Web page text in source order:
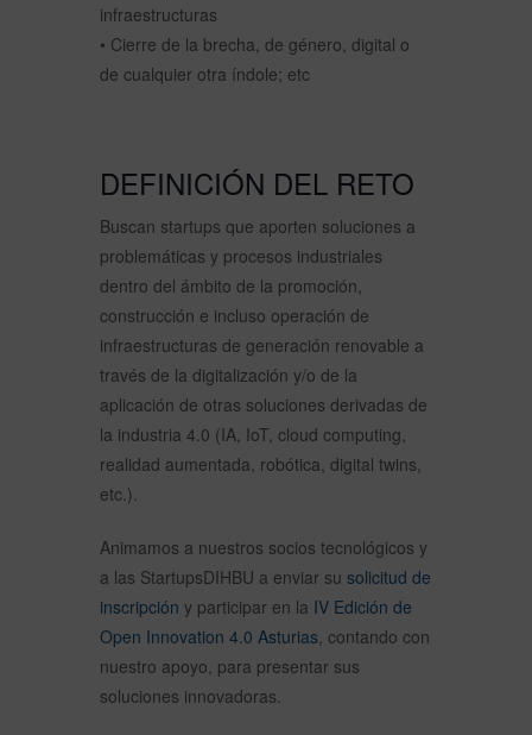
infraestructuras
• Cierre de la brecha, de género, digital o
de cualquier otra índole; etc
DEFINICIÓN DEL RETO
Buscan startups que aporten soluciones a
problemáticas y procesos industriales
dentro del ámbito de la promoción,
construcción e incluso operación de
infraestructuras de generación renovable a
través de la digitalización y/o de la
aplicación de otras soluciones derivadas de
la industria 4.0 (IA, IoT, cloud computing,
realidad aumentada, robótica, digital twins,
etc.).
Animamos a nuestros socios tecnológicos y
a las StartupsDIHBU a enviar su solicitud de
inscripción y participar en la IV Edición de
Open Innovation 4.0 Asturias , contando con
nuestro apoyo, para presentar sus
soluciones innovadoras.